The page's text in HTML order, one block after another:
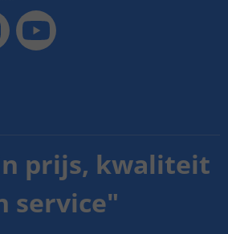
prijs, kwaliteit
service"